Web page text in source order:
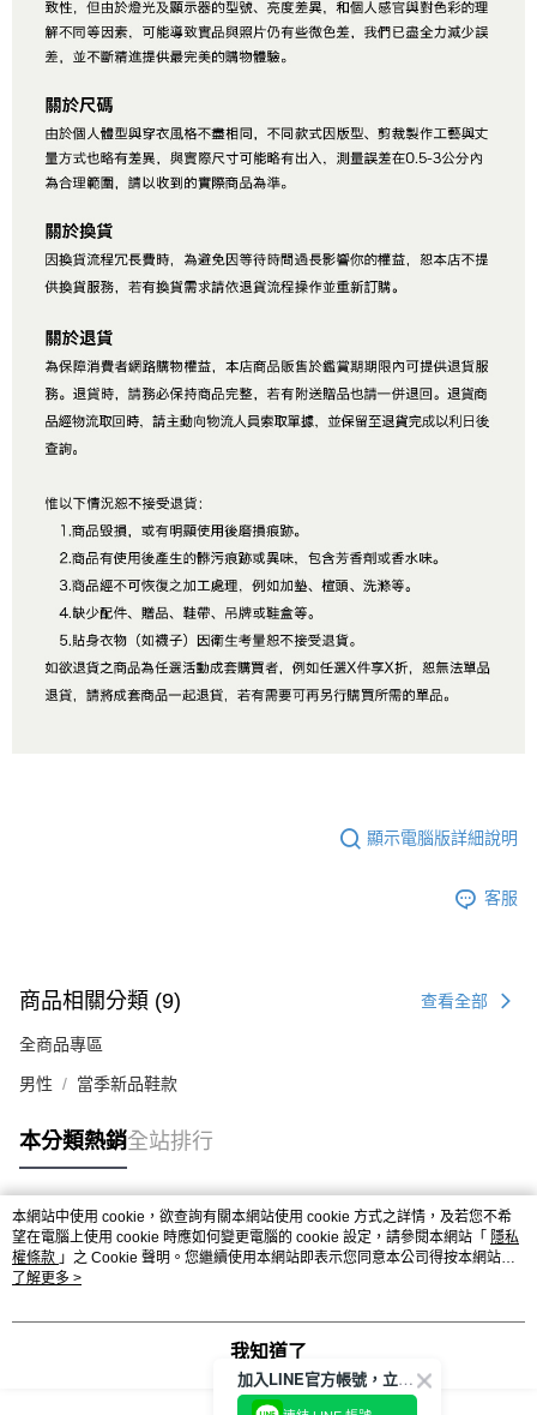
顯示電腦版詳細說明
客服
商品相關分類 (9) 查看全部
全商品專區
男性 當季新品鞋款
本分類熱銷全站排行
熱門標籤
本網站中使用 cookie，欲查詢有關本網站使用 cookie 方式之詳情，及若您不希
望在電腦上使用 cookie 時應如何變更電腦的 cookie 設定，請參閱本網站「 隱私
權條款 」之 Cookie 聲明。您繼續使用本網站即表示您同意本公司得按本網站使
用條款之 Cookie 聲明使用 cookie。
了解更多 >
我知道了
加入LINE官方帳號，立即獲得$100購物金!